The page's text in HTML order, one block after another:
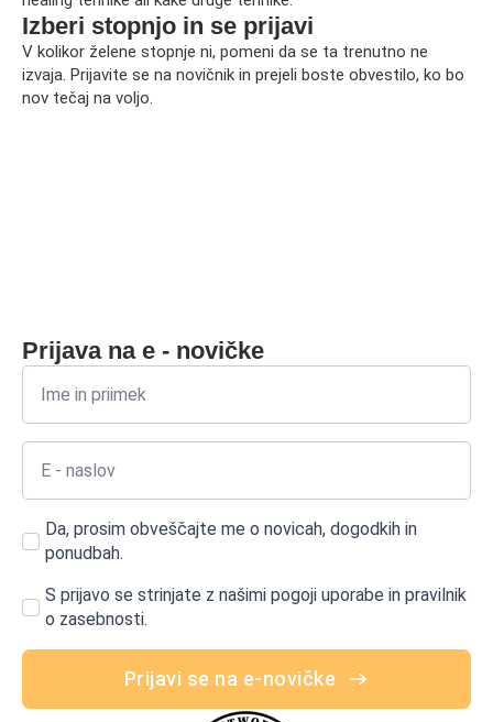
Izberi stopnjo in se prijavi
V kolikor želene stopnje ni, pomeni da se ta trenutno ne
izvaja. Prijavite se na novičnik in prejeli boste obvestilo, ko bo
nov tečaj na voljo.
Prijava na e - novičke
Da, prosim obveščajte me o novicah, dogodkih in
ponudbah.
S prijavo se strinjate z našimi pogoji uporabe in pravilnik
o zasebnosti.
Prijavi se na e-novičke